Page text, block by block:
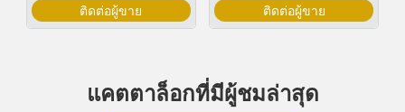
ติดต่อผู้ขาย ติดต่อผู้ขาย
แคตตาล็อกที่มีผู้ชมล่าสุด